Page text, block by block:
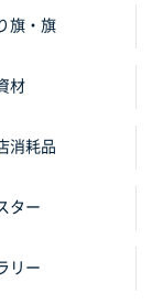
旗・旗
材
消耗品
ター
リー